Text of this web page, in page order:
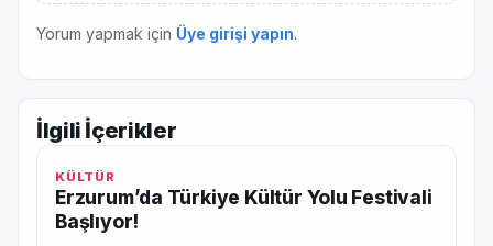
Yorum yapmak için Üye girişi yapın.
İlgili İçerikler
KÜLTÜR
Erzurum’da Türkiye Kültür Yolu Festivali
Başlıyor!